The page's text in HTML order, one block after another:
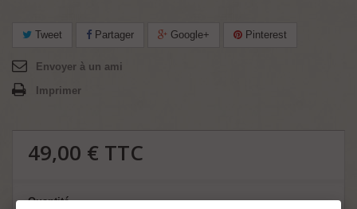
Tweet Partager Google+ Pinterest
Envoyer à un ami
Imprimer
49,00 € TTC
Quantité